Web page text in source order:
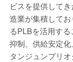
ビスを提供して
造業が集積して
るPLBを活用す
抑制、供給安定化
タンジュンプリ